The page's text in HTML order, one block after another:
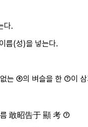
다.
름(성)을 넣는다.
⑥의 벼슬을 한 ⑦이 삼
敢昭告于 顯 考 ⑦